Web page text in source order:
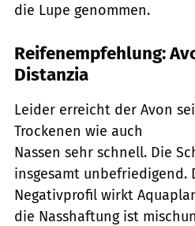
die Lupe genommen.
Reifenempfehlung:
Distanzia
Leider erreicht der Avon
Trockenen wie auch
Nassen sehr schnell. Die
insgesamt unbefriedigend.
Negativprofil wirkt
die Nasshaftung ist